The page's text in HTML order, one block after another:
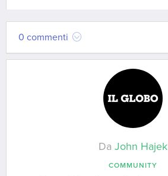
0 commenti
Da John Hajek
COMMUNITY